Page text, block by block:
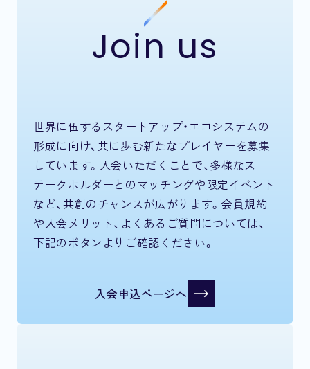
Join us
世界に伍するスタートアップ・エコシステムの
形成に向け、共に歩む新たなプレイヤーを募集
しています。入会いただくことで、多様なス
テークホルダーとのマッチングや限定イベント
など、共創のチャンスが広がります。会員規約
や入会メリット、よくあるご質問については、
下記のボタンよりご確認ください。
入会申込ページへ